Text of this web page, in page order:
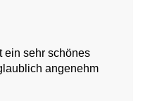
ein sehr schönes
angenehm